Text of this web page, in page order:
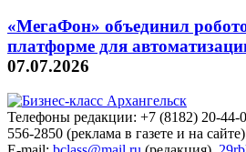
«МегаФон» объединил
платформе для
07.07.2026
Телефоны редакции: +7 (8182) 20-44-
556-2850 (реклама в газете и на сайте)